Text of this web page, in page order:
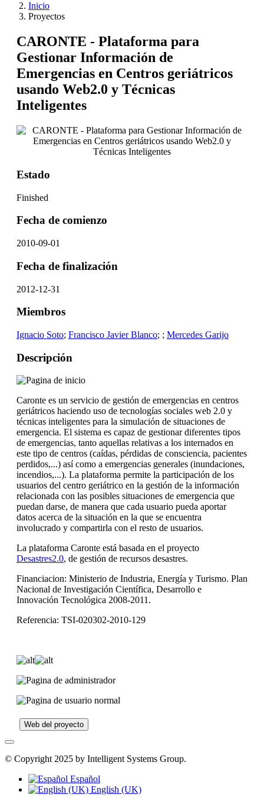
Inicio
Proyectos
CARONTE - Plataforma para
Gestionar Información de
Emergencias en Centros geriátricos
usando Web2.0 y Técnicas
Inteligentes
Estado
Finished
Fecha de comienzo
2010-09-01
Fecha de finalización
2012-12-31
Miembros
Ignacio Soto; Francisco Javier Blanco; ; Mercedes Garijo
Descripción
Caronte es un servicio de gestión de emergencias en centros
geriátricos haciendo uso de tecnologías sociales web 2.0 y
técnicas inteligentes para la simulación de situaciones de
emergencia. El sistema es capaz de gestionar diferentes tipos
de emergencias, tanto aquellas relativas a los internados en
este tipo de centros (caídas, pérdidas de consciencia, pacientes
perdidos,...) así como a emergencias generales (inundaciones,
incendios,...). La plataforma permite la participación de los
usuarios del centro geriátrico en la gestión de la información
relacionada con las posibles situaciones de emergencia que
puedan darse, de manera que cada usuario pueda aportar
datos acerca de la situación en la que se encuentra
involucrado y compartirla con el resto de usuarios.
La plataforma Caronte está basada en el proyecto
Desastres2.0, de gestión de recursos desastres.
Financiacion: Ministerio de Industria, Energía y Turismo. Plan
Nacional de Investigación Científica, Desarrollo e
Innovación Tecnológica 2008-2011.
Referencia: TSI-020302-2010-129
Web del proyecto
© Copyright 2025 by Intelligent Systems Group.
Español
English (UK)